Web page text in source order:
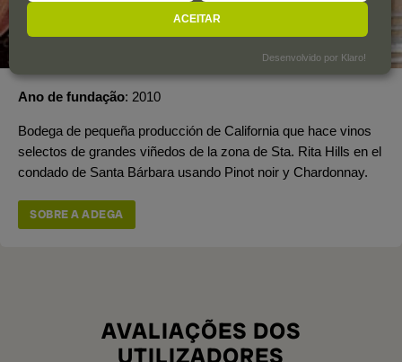
Ano de fundação 2010
Bodega de pequeña producción de California que hace vinos
selectos de grandes viñedos de la zona de Sta. Rita Hills en el
condado de Santa Bárbara usando Pinot noir y Chardonnay.
SOBRE A ADEGA
AVALIAÇÕES DOS
UTILIZADORES
ACEITAR
Desenvolvido por Klaro!